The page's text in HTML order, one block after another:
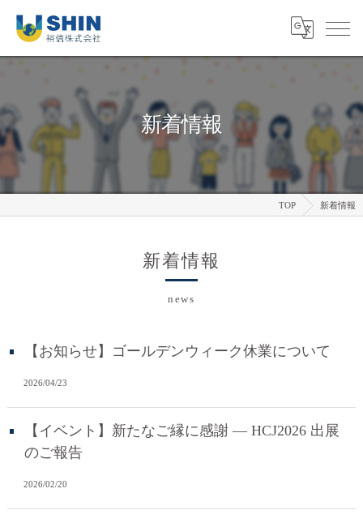
新着情報
TOP 新着情報
新着情報
news
【お知らせ】ゴールデンウィーク休業について
2026/04/23
【イベント】新たなご縁に感謝 ― HCJ2026 出展
のご報告
2026/02/20